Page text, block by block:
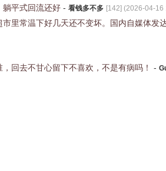
躺平式回流还好 - 看钱多不多 [142] (2026-04-16
里常温下好几天还不变坏。国内自媒体发
回去不甘心留下不喜欢，不是有病吗！ -